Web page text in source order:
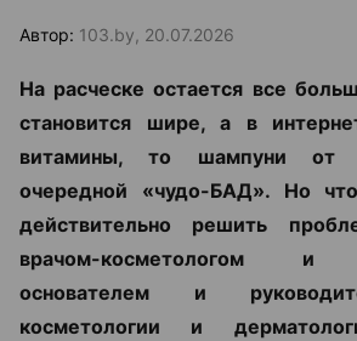
Автор: 103.by, 20.07.2026
На расческе остается все
становится шире, а в
витамины, то шампуни от
очередной «чудо-БАД». Но
действительно решить
врачом-косметологом и
основателем и
косметологии и